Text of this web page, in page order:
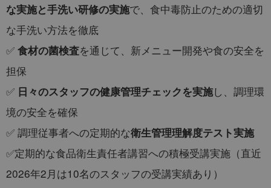
な実施と手洗い研修の実施で、食中毒防止のための適切
な手洗い方法を徹底
✅ 食材の菌検査を通じて、新メニュー開発や食の安全を
担保
✅ 日々のスタッフの健康管理チェックを実施し、調理環
境の安全を確保
✅ 調理従事者への定期的な衛生管理理解度テスト実施
✅定期的な食品衛生責任者講習への積極受講実施（直近
2026年2月は10名のスタッフの受講実績あり）